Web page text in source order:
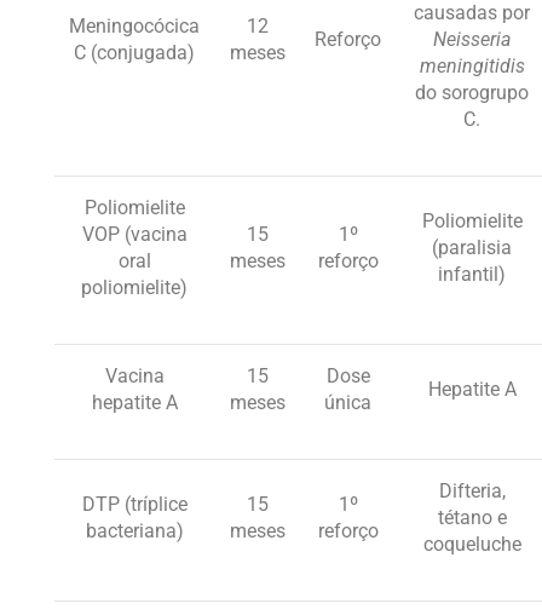
Meningocócica
C (conjugada)
12
meses
Reforço
causadas por
Neisseria
meningitidis
do sorogrupo
C.
Poliomielite
VOP (vacina
oral
poliomielite)
15
meses
1º
reforço
Poliomielite
(paralisia
infantil)
Vacina
hepatite A
15
meses
Dose
única
Hepatite A
DTP (tríplice
bacteriana)
15
meses
1º
reforço
Difteria,
tétano e
coqueluche